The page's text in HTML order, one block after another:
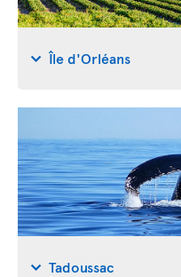
Île d'Orléans
Tadoussac